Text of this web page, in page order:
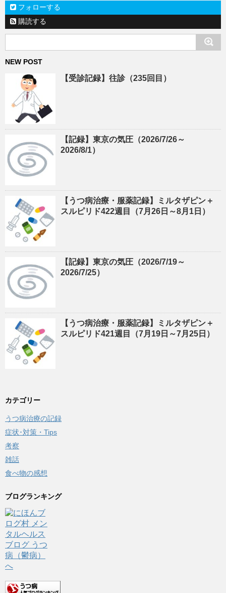
フォローする
購読する
NEW POST
【受診記録】往診（235回目）
【記録】東京の気圧（2026/7/26～
2026/8/1）
【うつ病治療・服薬記録】ミルタザピン＋
スルピリド422週目（7月26日～8月1日）
【記録】東京の気圧（2026/7/19～
2026/7/25）
【うつ病治療・服薬記録】ミルタザピン＋
スルピリド421週目（7月19日～7月25日）
カテゴリー
うつ病治療の記録
症状･対策・Tips
考察
雑話
食べ物の感想
ブログランキング